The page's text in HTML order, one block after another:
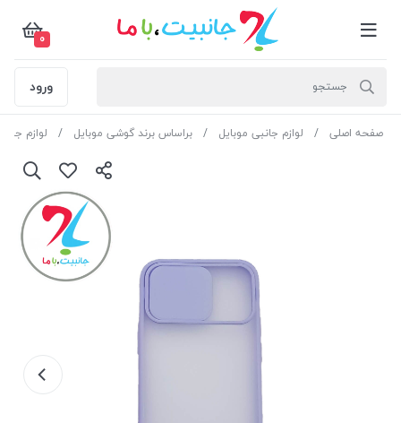
0
ورود
صفحه اصلی لوازم جانبی موبایل براساس برند گوشی موبایل لوازم